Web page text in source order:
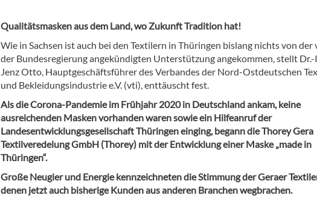
Qualitätsmasken aus dem Land, wo Zukunft Tradition hat!
Wie in Sachsen ist auch bei den Textilern in Thüringen bislang nichts von der
der Bundesregierung angekündigten Unterstützung angekommen, stellt Dr.-
Jenz Otto, Hauptgeschäftsführer des Verbandes der Nord-Ostdeutschen
und Bekleidungsindustrie e.V. (vti), enttäuscht fest.
Als die Corona-Pandemie im Frühjahr 2020 in Deutschland ankam, keine
ausreichenden Masken vorhanden waren sowie ein Hilfeanruf der
Landesentwicklungsgesellschaft Thüringen einging, begann die Thorey Gera
Textilveredelung GmbH (Thorey) mit der Entwicklung einer Maske „made in
Thüringen“.
Große Neugier und Energie kennzeichneten die Stimmung der Geraer
denen jetzt auch bisherige Kunden aus anderen Branchen wegbrachen.